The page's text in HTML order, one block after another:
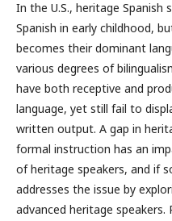
In the U.S., heritage Spanish
Spanish in early childhood,
becomes their dominant
various degrees of
have both receptive and
language, yet still fail to
written output. A gap in
formal instruction has an
of heritage speakers, and if
addresses the issue by
advanced heritage